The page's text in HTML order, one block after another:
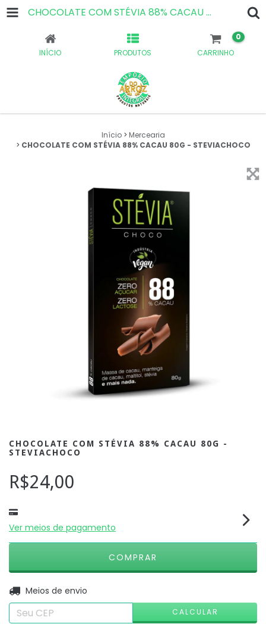
CHOCOLATE COM STÉVIA 88% CACAU 80G - STEVIACHOCO
INÍCIO PRODUTOS CARRINHO
0
Início > Mercearia
> CHOCOLATE COM STÉVIA 88% CACAU 80G - STEVIACHOCO
CHOCOLATE COM STÉVIA 88% CACAU 80G -
STEVIACHOCO
R$24,00
Ver meios de pagamento
Entregas para o CEP:
Meios de envio
CALCULAR